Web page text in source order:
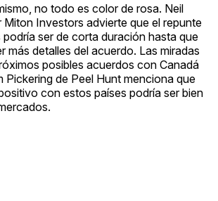
no todo es color de rosa. Neil
Miton Investors advierte que el repunte
ser de corta duración hasta que
más detalles del acuerdo. Las miradas
posibles acuerdos con Canadá
Pickering de Peel Hunt menciona que
con estos países podría ser bien